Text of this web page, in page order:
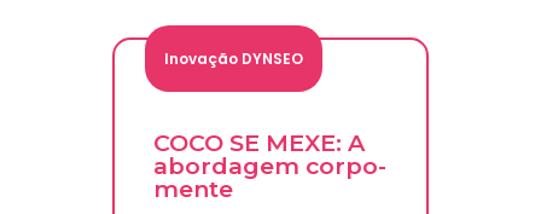
Inovação DYNSEO
COCO SE MEXE: A
abordagem corpo-
mente